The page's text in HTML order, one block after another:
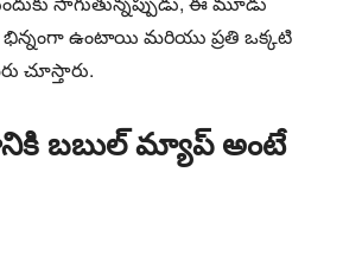
ఉంటాయి మరియు ప్రతి ఒక్కటి
చూస్తారు.
బబుల్ మ్యాప్ అంటే